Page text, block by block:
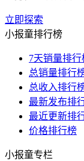
立即探索
小报童排行榜
7天销量排行
总销量排行
总收入排行
最新发布排
最近更新排
价格排行榜
小报童专栏